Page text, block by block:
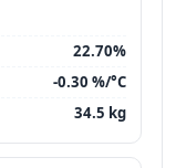
22.70%
-0.30 %/°C
34.5 kg